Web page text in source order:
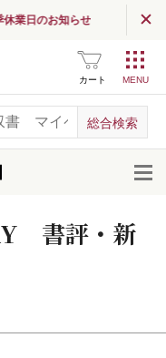
休業日のお知らせ
カート
書評・新